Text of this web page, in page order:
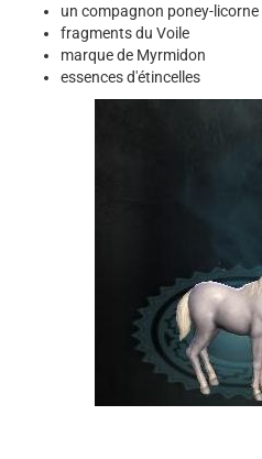
un compagnon poney-
fragments du Voile
marque de Myrmidon
essences d'étincelles